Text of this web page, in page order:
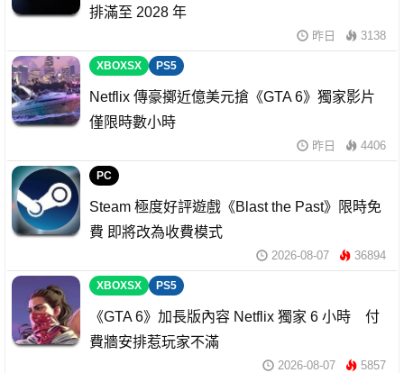
排滿至 2028 年
昨日 3138
XBOXSX PS5
Netflix 傳豪擲近億美元搶《GTA 6》獨家影片
僅限時數小時
昨日 4406
PC
Steam 極度好評遊戲《Blast the Past》限時免
費 即將改為收費模式
2026-08-07 36894
XBOXSX PS5
《GTA 6》加長版內容 Netflix 獨家 6 小時 付
費牆安排惹玩家不滿
2026-08-07 5857